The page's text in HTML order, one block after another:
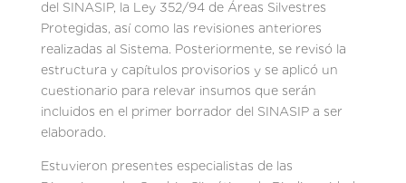
del SINASIP, la Ley 352/94 de Áreas Silvestres
Protegidas, así como las revisiones anteriores
realizadas al Sistema. Posteriormente, se revisó la
estructura y capítulos provisorios y se aplicó un
cuestionario para relevar insumos que serán
incluidos en el primer borrador del SINASIP a ser
elaborado.
Estuvieron presentes especialistas de las